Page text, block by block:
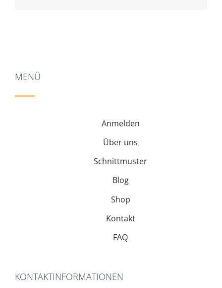
MENÜ
Anmelden
Über uns
Schnittmuster
Blog
Shop
Kontakt
FAQ
KONTAKTINFORMATIONEN